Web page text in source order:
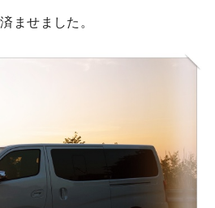
ませました。